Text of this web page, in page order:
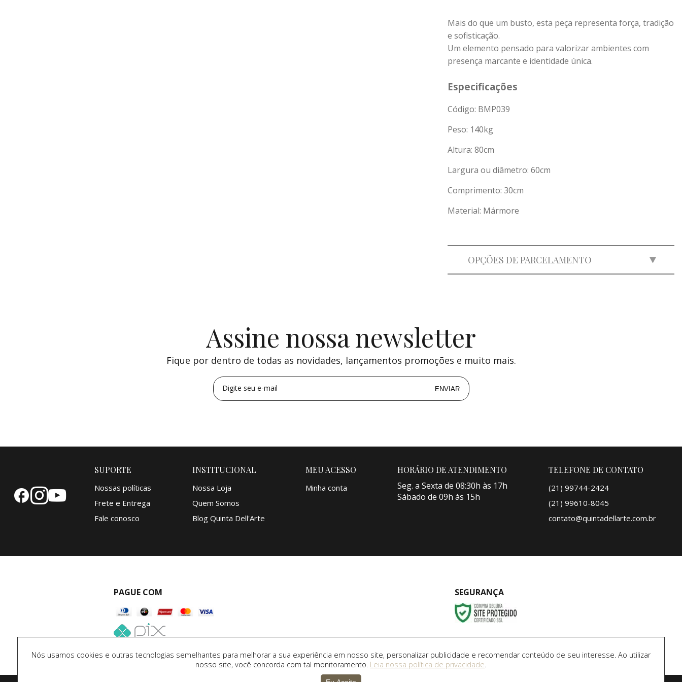
Mais do que um busto, esta peça representa força, tradição
e sofisticação.
Um elemento pensado para valorizar ambientes com
presença marcante e identidade única.
Especificações
Código: BMP039
Peso: 140kg
Altura: 80cm
Largura ou diâmetro: 60cm
Comprimento: 30cm
Material: Mármore
OPÇÕES DE PARCELAMENTO
5x
Assine nossa newsletter
Fique por dentro de todas as novidades, lançamentos promoções e muito mais.
Digite seu e-mail ENVIAR
SUPORTE
Nossas políticas
Frete e Entrega
Fale conosco
INSTITUCIONAL
Nossa Loja
Quem Somos
Blog Quinta Dell'Arte
MEU ACESSO
Minha conta
HORÁRIO DE ATENDIMENTO
Seg. a Sexta de 08:30h às 17h
Sábado de 09h às 15h
TELEFONE DE CONTATO
(21) 99744-2424
(21) 99610-8045
contato@quintadellarte.com.br
PAGUE COM SEGURANÇA
Nós usamos cookies e outras tecnologias semelhantes para melhorar a sua experiência em nosso site, personalizar publicidade e recomendar conteúdo de seu interesse. Ao utilizar
nosso site, você concorda com tal monitoramento. Leia nossa política de privacidade.